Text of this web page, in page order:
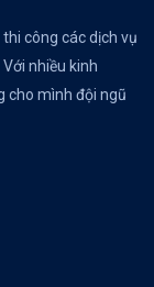
công các dịch vụ
nhiều kinh
cho mình đội ngũ